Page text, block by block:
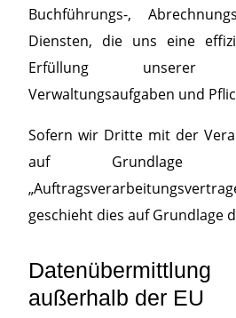
Buchführungs-,
Diensten, die uns eine
Erfüllung unserer
Verwaltungsaufgaben und
Sofern wir Dritte mit der
auf Grundlage
geschieht dies auf Grundlage
außerhalb der EU